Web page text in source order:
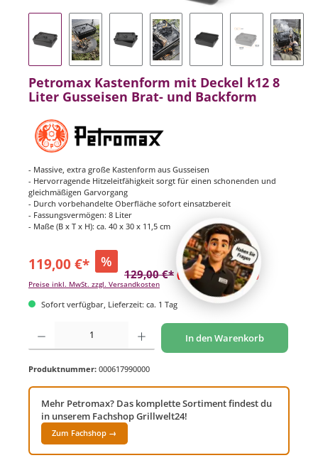
Petromax Kastenform mit Deckel k12 8
Liter Gusseisen Brat- und Backform
- Massive, extra große Kastenform aus Gusseisen
- Hervorragende Hitzeleitfähigkeit sorgt für einen schonenden und
gleichmäßigen Garvorgang
- Durch vorbehandelte Oberfläche sofort einsatzbereit
- Fassungsvermögen: 8 Liter
- Maße (B x T x H): ca. 40 x 30 x 11,5 cm
119,00 €* %
129,00 €* (7.75% gespart)
Preise inkl. MwSt. zzgl. Versandkosten
Sofort verfügbar, Lieferzeit: ca. 1 Tag
Produkt Anzahl: Gib den gewünschten Wert ein oder benutze die Schaltflächen um
In den Warenkorb
Produktnummer: 000617990000
Mehr Petromax? Das komplette Sortiment findest du
in unserem Fachshop Grillwelt24!
Zum Fachshop →